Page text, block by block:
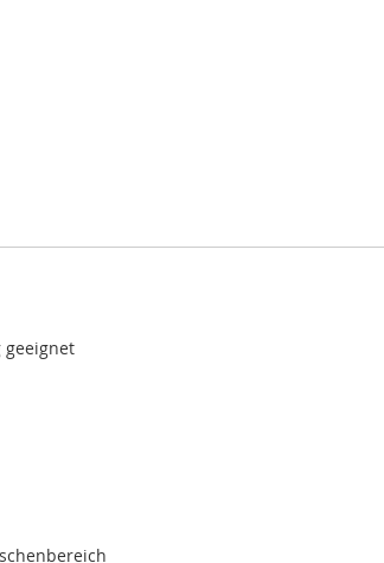
geeignet